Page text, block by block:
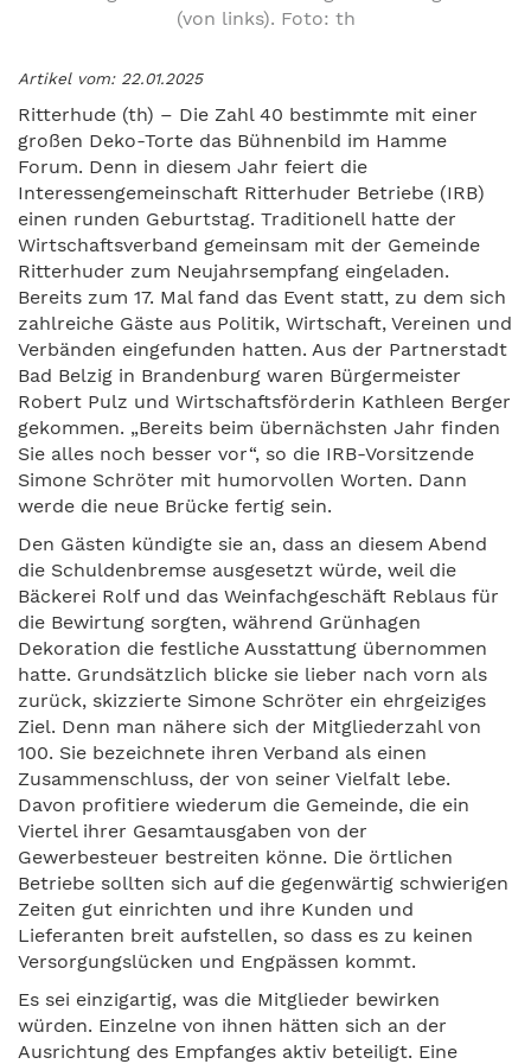
(von links). Foto: th
Artikel vom: 22.01.2025
Ritterhude (th) – Die Zahl 40 bestimmte mit einer
großen Deko-Torte das Bühnenbild im Hamme
Forum. Denn in diesem Jahr feiert die
Interessengemeinschaft Ritterhuder Betriebe (IRB)
einen runden Geburtstag. Traditionell hatte der
Wirtschaftsverband gemeinsam mit der Gemeinde
Ritterhuder zum Neujahrsempfang eingeladen.
Bereits zum 17. Mal fand das Event statt, zu dem sich
zahlreiche Gäste aus Politik, Wirtschaft, Vereinen und
Verbänden eingefunden hatten. Aus der Partnerstadt
Bad Belzig in Brandenburg waren Bürgermeister
Robert Pulz und Wirtschaftsförderin Kathleen Berger
gekommen. „Bereits beim übernächsten Jahr finden
Sie alles noch besser vor“, so die IRB-Vorsitzende
Simone Schröter mit humorvollen Worten. Dann
werde die neue Brücke fertig sein.
Den Gästen kündigte sie an, dass an diesem Abend
die Schuldenbremse ausgesetzt würde, weil die
Bäckerei Rolf und das Weinfachgeschäft Reblaus für
die Bewirtung sorgten, während Grünhagen
Dekoration die festliche Ausstattung übernommen
hatte. Grundsätzlich blicke sie lieber nach vorn als
zurück, skizzierte Simone Schröter ein ehrgeiziges
Ziel. Denn man nähere sich der Mitgliederzahl von
100. Sie bezeichnete ihren Verband als einen
Zusammenschluss, der von seiner Vielfalt lebe.
Davon profitiere wiederum die Gemeinde, die ein
Viertel ihrer Gesamtausgaben von der
Gewerbesteuer bestreiten könne. Die örtlichen
Betriebe sollten sich auf die gegenwärtig schwierigen
Zeiten gut einrichten und ihre Kunden und
Lieferanten breit aufstellen, so dass es zu keinen
Versorgungslücken und Engpässen kommt.
Es sei einzigartig, was die Mitglieder bewirken
würden. Einzelne von ihnen hätten sich an der
Ausrichtung des Empfanges aktiv beteiligt. Eine